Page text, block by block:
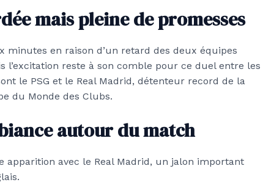
mais pleine de promesses
minutes en raison d’un retard des deux équipes
l’excitation reste à son comble pour ce duel entre les
le PSG et le Real Madrid, détenteur record de la
du Monde des Clubs.
autour du match
apparition avec le Real Madrid, un jalon important